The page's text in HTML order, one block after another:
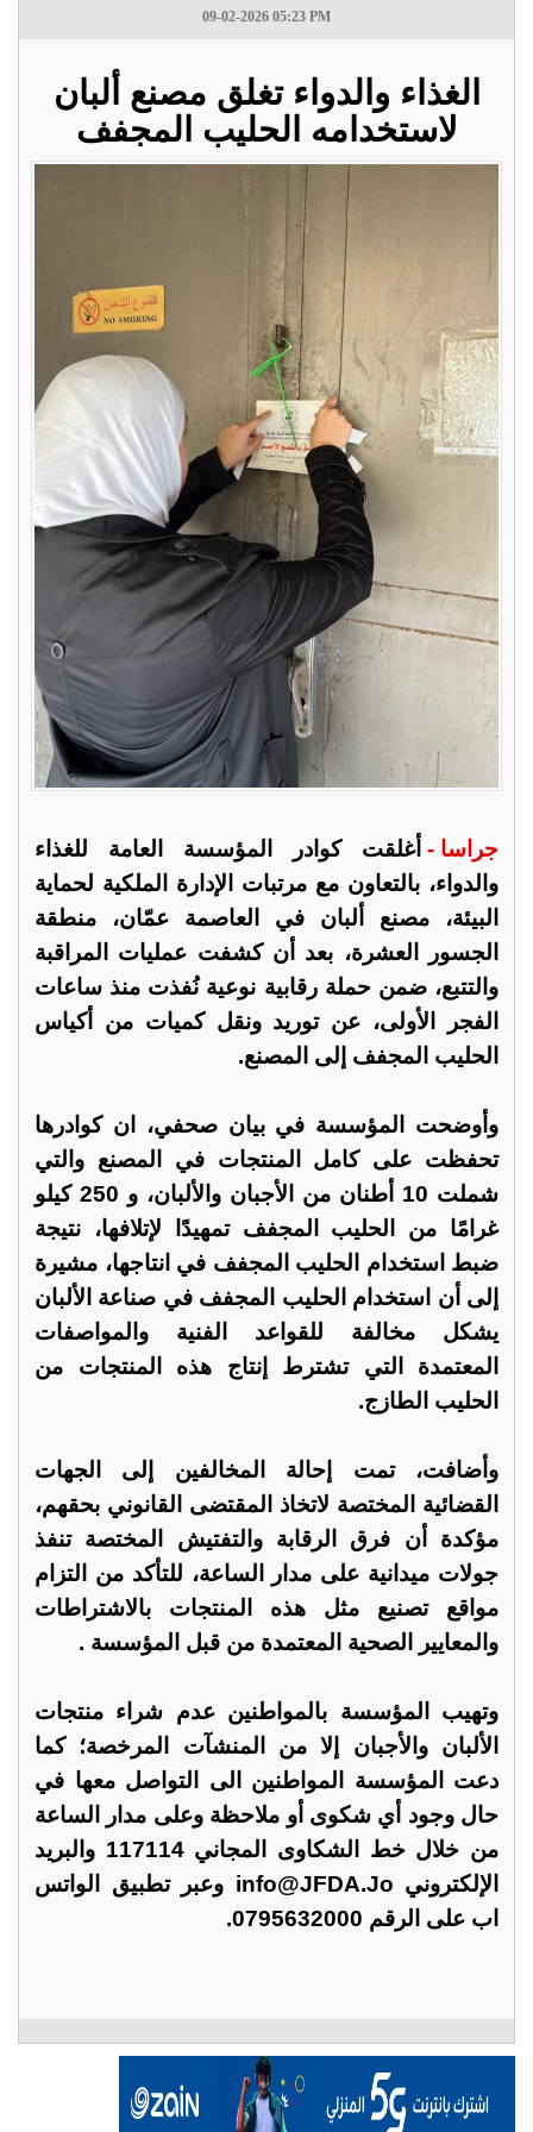
09-02-2026 05:23 PM
الغذاء والدواء تغلق مصنع ألبان
لاستخدامه الحليب المجفف
جراسا - أغلقت كوادر المؤسسة العامة للغذاء
والدواء، بالتعاون مع مرتبات الإدارة الملكية لحماية
البيئة، مصنع ألبان في العاصمة عمّان، منطقة
الجسور العشرة، بعد أن كشفت عمليات المراقبة
والتتبع، ضمن حملة رقابية نوعية نُفذت منذ ساعات
الفجر الأولى، عن توريد ونقل كميات من أكياس
الحليب المجفف إلى المصنع.
وأوضحت المؤسسة في بيان صحفي، ان كوادرها
تحفظت على كامل المنتجات في المصنع والتي
شملت 10 أطنان من الأجبان والألبان، و 250 كيلو
غرامًا من الحليب المجفف تمهيدًا لإتلافها، نتيجة
ضبط استخدام الحليب المجفف في انتاجها، مشيرة
إلى أن استخدام الحليب المجفف في صناعة الألبان
يشكل مخالفة للقواعد الفنية والمواصفات
المعتمدة التي تشترط إنتاج هذه المنتجات من
الحليب الطازج.
وأضافت، تمت إحالة المخالفين إلى الجهات
القضائية المختصة لاتخاذ المقتضى القانوني بحقهم،
مؤكدة أن فرق الرقابة والتفتيش المختصة تنفذ
جولات ميدانية على مدار الساعة، للتأكد من التزام
مواقع تصنيع مثل هذه المنتجات بالاشتراطات
والمعايير الصحية المعتمدة من قبل المؤسسة .
وتهيب المؤسسة بالمواطنين عدم شراء منتجات
الألبان والأجبان إلا من المنشآت المرخصة؛ كما
دعت المؤسسة المواطنين الى التواصل معها في
حال وجود أي شكوى أو ملاحظة وعلى مدار الساعة
من خلال خط الشكاوى المجاني 117114 والبريد
الإلكتروني info@JFDA.Jo وعبر تطبيق الواتس
اب على الرقم 0795632000.